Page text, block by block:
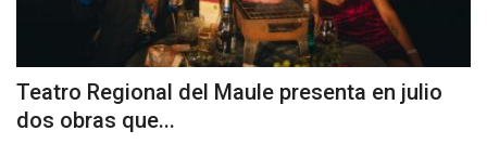
Teatro Regional del Maule presenta en julio
dos obras que...